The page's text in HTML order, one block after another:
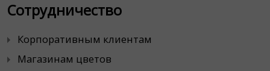
Сотрудничество
Корпоративным клиентам
Магазинам цветов